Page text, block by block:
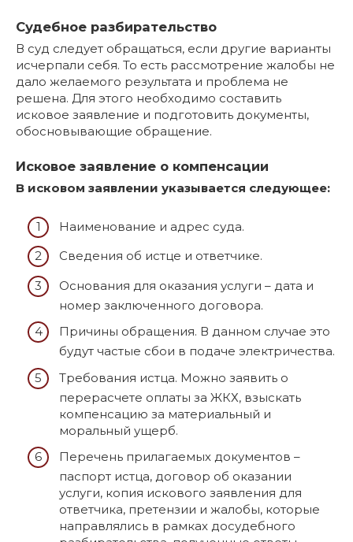
Судебное разбирательство
В суд следует обращаться, если другие варианты
исчерпали себя. То есть рассмотрение жалобы не
дало желаемого результата и проблема не
решена. Для этого необходимо составить
исковое заявление и подготовить документы,
обосновывающие обращение.
Исковое заявление о компенсации
В исковом заявлении указывается следующее:
Наименование и адрес суда.
Сведения об истце и ответчике.
Основания для оказания услуги – дата и
номер заключенного договора.
Причины обращения. В данном случае это
будут частые сбои в подаче электричества.
Требования истца. Можно заявить о
перерасчете оплаты за ЖКХ, взыскать
компенсацию за материальный и
моральный ущерб.
Перечень прилагаемых документов –
паспорт истца, договор об оказании
услуги, копия искового заявления для
ответчика, претензии и жалобы, которые
направлялись в рамках досудебного